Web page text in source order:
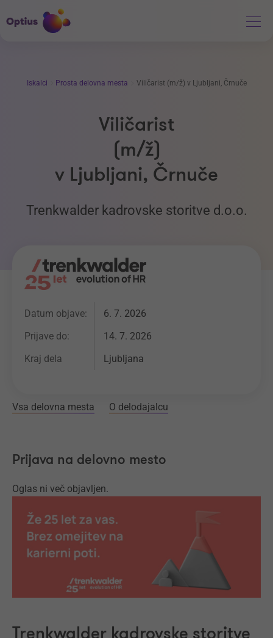
Iskalci Prosta delovna mesta Viličarist (m/ž) v Ljubljani, Črnuče
Viličarist
(m/ž)
v Ljubljani, Črnuče
Trenkwalder kadrovske storitve d.o.o.
Datum objave:
6. 7. 2026
Prijave do:
14. 7. 2026
Kraj dela
Ljubljana
Vsa delovna mesta O delodajalcu
Prijava na delovno mesto
Oglas ni več objavljen.